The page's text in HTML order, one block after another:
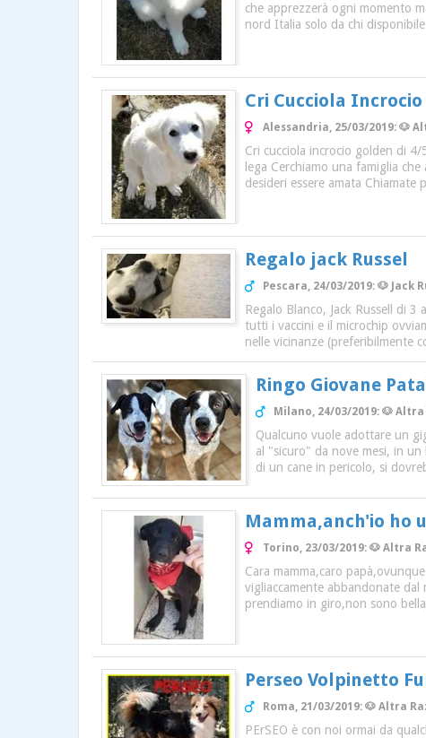
che apprezzerà ogni momento
nord Italia solo da chi
Cri Cucciola
Alessandria, 25/03/2019: 🐶
Cri cucciola incrocio golden di
lega Cerchiamo una famiglia
desideri essere amata
Regalo jack Russel
Pescara, 24/03/2019: 🐶
Regalo Blanco, Jack Russell di
tutti i vaccini e il microchip
nelle vicinanze (preferibilmente
Ringo Giovane
Milano, 24/03/2019: 🐶
Qualcuno vuole adottare un
al "sicuro" da nove mesi, in un
di un cane in pericolo, si
Mamma,anch'io ho
Torino, 23/03/2019: 🐶 Altra
Cara mamma,caro
vigliaccamente abbandonate
prendiamo in giro,non sono
Perseo Volpinetto
Roma, 21/03/2019: 🐶 Altra
PErSEO è con noi ormai da